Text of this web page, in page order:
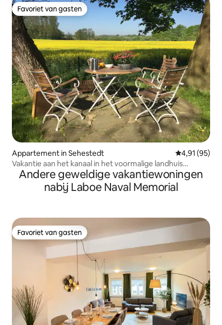
Favoriet van gasten
Favoriet van gasten
Appartement in Sehestedt Gemiddelde
4,91 (95)
Vakantie aan het kanaal in het voormalige landhuis
Hohenfelde 3
Andere geweldige vakantiewoningen
nabij Laboe Naval Memorial
Favoriet van gasten
Favoriet van gasten